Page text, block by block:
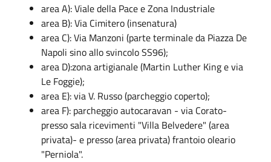
area A): Viale della Pace e Zona Industriale
area B): Via Cimitero (insenatura)
area C): Via Manzoni (parte terminale da Piazza De
Napoli sino allo svincolo SS96);
area D):zona artigianale (Martin Luther King e via
Le Foggie);
area E): via V. Russo (parcheggio coperto);
area F): parcheggio autocaravan - via Corato-
presso sala ricevimenti "Villa Belvedere" (area
privata)- e presso (area privata) frantoio oleario
"Perniola".